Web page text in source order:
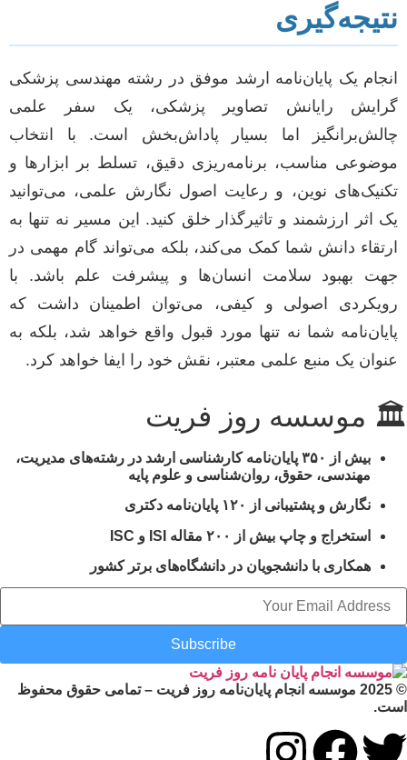
نتیجه‌گیری
انجام یک پایان‌نامه ارشد موفق در رشته مهندسی پزشکی
گرایش رایانش تصاویر پزشکی، یک سفر علمی
چالش‌برانگیز اما بسیار پاداش‌بخش است. با انتخاب
موضوعی مناسب، برنامه‌ریزی دقیق، تسلط بر ابزارها و
تکنیک‌های نوین، و رعایت اصول نگارش علمی، می‌توانید
یک اثر ارزشمند و تاثیرگذار خلق کنید. این مسیر نه تنها به
ارتقاء دانش شما کمک می‌کند، بلکه می‌تواند گام مهمی در
جهت بهبود سلامت انسان‌ها و پیشرفت علم باشد. با
رویکردی اصولی و کیفی، می‌توان اطمینان داشت که
پایان‌نامه شما نه تنها مورد قبول واقع خواهد شد، بلکه به
عنوان یک منبع علمی معتبر، نقش خود را ایفا خواهد کرد.
🏛 موسسه روز فریت
بیش از ۳۵۰ پایان‌نامه کارشناسی ارشد
در رشته‌های مدیریت،
مهندسی، حقوق، روان‌شناسی و علوم پایه
نگارش و پشتیبانی از
۱۲۰ پایان‌نامه دکتری
استخراج و چاپ بیش از ۲۰۰ مقاله ISI و ISC
همکاری با دانشجویان در دانشگاه‌های برتر کشور
Subscribe
© 2025 موسسه انجام پایان‌نامه روز فریت – تمامی حقوق محفوظ
است.